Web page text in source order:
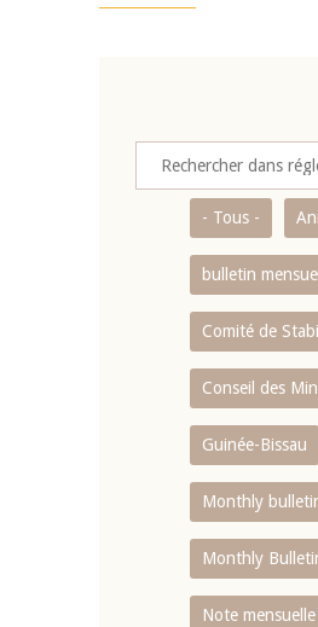
- Tous -
bulletin
Comité de
Conseil des
Guinée-Bissau
Monthly
Monthly
Note